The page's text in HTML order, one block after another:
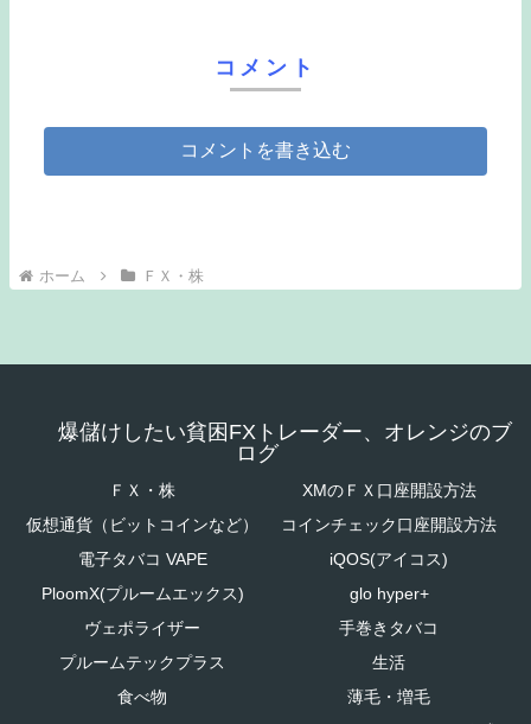
コメント
コメントを書き込む
ホーム ＦＸ・株
爆儲けしたい貧困FXトレーダー、オレンジのブ
ログ
ＦＸ・株
XMのＦＸ口座開設方法
仮想通貨（ビットコインなど）
コインチェック口座開設方法
電子タバコ VAPE
iQOS(アイコス)
PloomX(プルームエックス)
glo hyper+
ヴェポライザー
手巻きタバコ
プルームテックプラス
生活
食べ物
薄毛・増毛